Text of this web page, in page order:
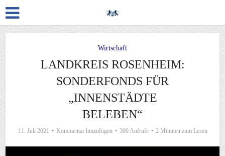
Wirtschaft
LANDKREIS ROSENHEIM:
SONDERFONDS FÜR
„INNENSTÄDTE
BELEBEN“
11. Juli 2021 Kommentar hinzufügen 300 Aufrufe 2 Minuten zum Lesen